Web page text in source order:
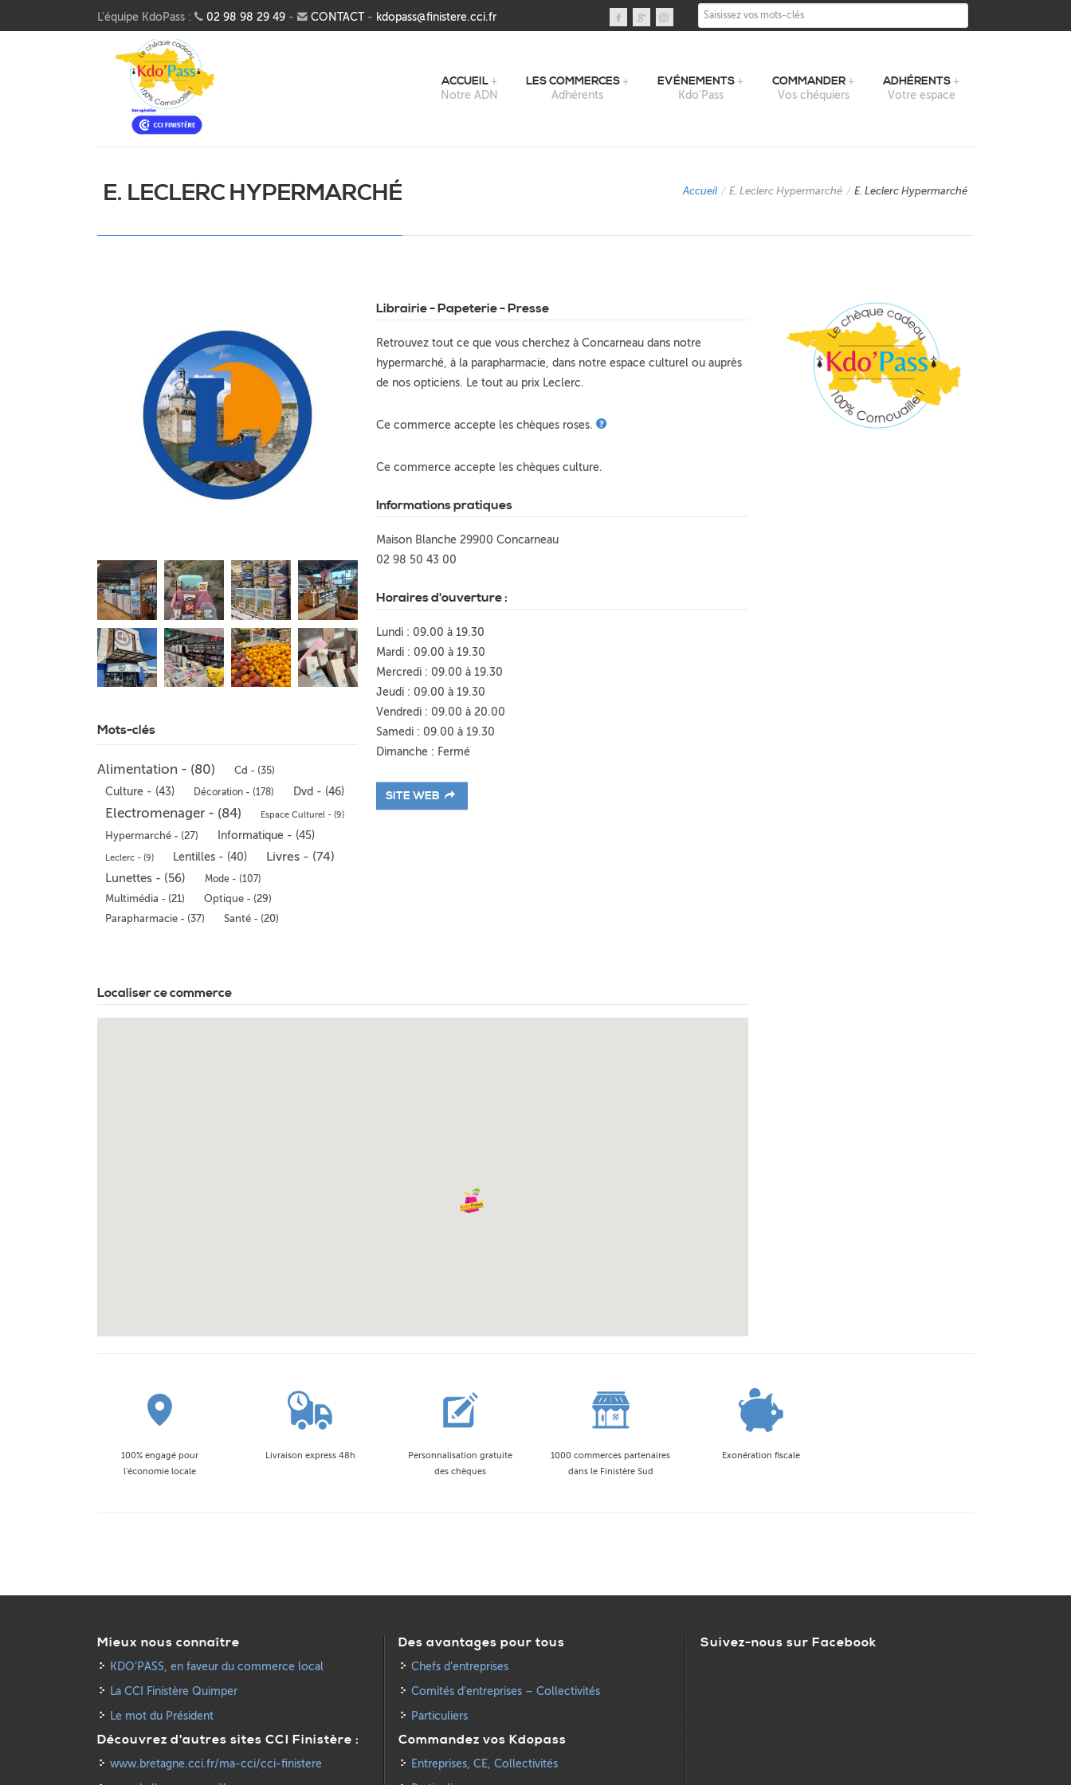
Aller au contenu principal
L'équipe KdoPass : 02 98 98 29 49 - CONTACT - kdopass@finistere.cci.fr Saisissez vos mots-clés
ACCUEIL
Notre ADN
LES COMMERCES
Adhérents
EVÉNEMENTS
Kdo'Pass
COMMANDER
Vos chéquiers
ADHÉRENTS
Votre espace
E. LECLERC HYPERMARCHÉ Accueil / E. Leclerc Hypermarché / E. Leclerc Hypermarché
Mots-clés
Alimentation - (80)
Cd - (35)
Culture - (43)
Décoration - (178) Dvd - (46)
Electromenager - (84) Espace Culturel - (9)
Hypermarché - (27) Informatique - (45)
Leclerc - (9) Lentilles - (40) Livres - (74)
Lunettes - (56)
Mode - (107)
Multimédia - (21)
Optique - (29)
Parapharmacie - (37) Santé - (20)
Librairie - Papeterie - Presse
Retrouvez tout ce que vous cherchez à Concarneau dans notre
hypermarché, à la parapharmacie, dans notre espace culturel ou auprès
de nos opticiens. Le tout au prix Leclerc.
Ce commerce accepte les chèques roses.
Ce commerce accepte les chèques culture.
Informations pratiques
Maison Blanche 29900 Concarneau
02 98 50 43 00
Horaires d'ouverture :
Lundi : 09.00 à 19.30
Mardi : 09.00 à 19.30
Mercredi : 09.00 à 19.30
Jeudi : 09.00 à 19.30
Vendredi : 09.00 à 20.00
Samedi : 09.00 à 19.30
Dimanche : Fermé
SITE WEB
Localiser ce commerce
100% engagé pour
l'économie locale
Livraison express 48h
Personnalisation gratuite
des chèques
1000 commerces partenaires
dans le Finistère Sud
Exonération fiscale
Mieux nous connaître
KDO’PASS, en faveur du commerce local
La CCI Finistère Quimper
Le mot du Président
Découvrez d'autres sites CCI Finistère :
www.bretagne.cci.fr/ma-cci/cci-finistere
Des avantages pour tous
Chefs d’entreprises
Comités d’entreprises – Collectivités
Particuliers
Commandez vos Kdopass
Entreprises, CE, Collectivités
Suivez-nous sur Facebook